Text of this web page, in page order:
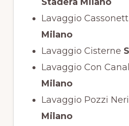
Lavaggio
Milano
Lavaggio Cisterne
Lavaggio Con
Milano
Lavaggio Pozzi Neri
Milano